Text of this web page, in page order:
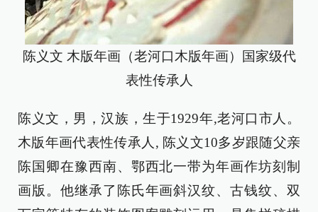
陈义文 木版年画（老河口木版年画）国家级代
表性传承人
陈义文，男，汉族，生于1929年,老河口市人。
木版年画代表性传承人, 陈义文10多岁跟随父亲
陈国卿在豫西南、鄂西北一带为年画作坊刻制
画版。他继承了陈氏年画斜汉纹、古钱纹、双